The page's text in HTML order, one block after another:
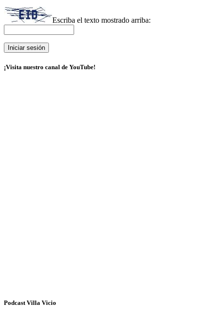
Escriba el texto mostrado arriba:
¡Visita nuestro canal de YouTube!
Podcast Villa Vicio